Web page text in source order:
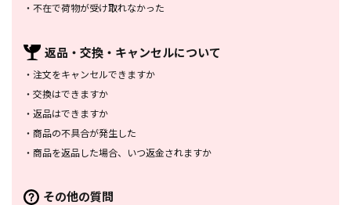
・ 不在で荷物が受け取れなかった
返品・交換・ キャンセルについて
・ 注文をキャンセルできますか
・ 交換はできますか
・ 返品はできますか
・ 商品の不具合が発生した
・ 商品を返品した場合、 いつ返金されますか
その他の質問